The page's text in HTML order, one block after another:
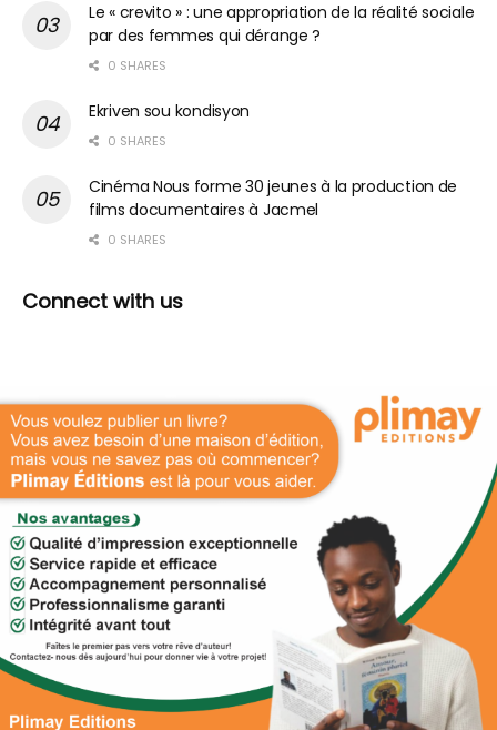
Le « crevito » : une appropriation de la réalité sociale
par des femmes qui dérange ?
0 SHARES
Ekriven sou kondisyon
0 SHARES
Cinéma Nous forme 30 jeunes à la production de
films documentaires à Jacmel
0 SHARES
Connect with us